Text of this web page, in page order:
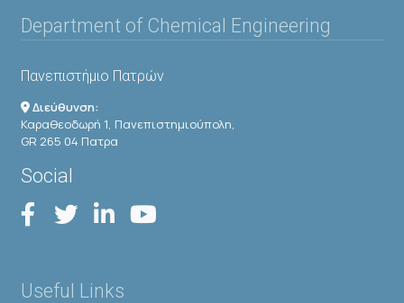
Department of Chemical Engineering
Πανεπιστήμιο Πατρών
Διεύθυνση:
Καραθεοδωρή 1, Πανεπιστημιούπολη,
GR 265 04 Πατρα
Social
Useful Links